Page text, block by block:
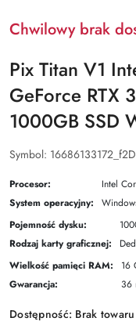
Chwilowy brak
Pix Titan V1
GeForce RTX
1000GB SSD
Symbol:
Procesor:
Intel
System operacyjny:
Pojemność dysku:
Rodzaj karty graficznej:
Wielkość pamięci RAM:
16
Gwarancja:
36
Dostępność: Brak towaru